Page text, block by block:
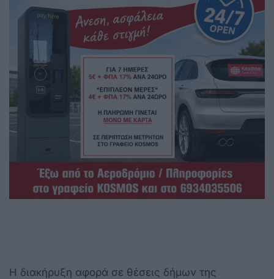
Η διακήρυξη αφορά σε θέσεις δήμων της